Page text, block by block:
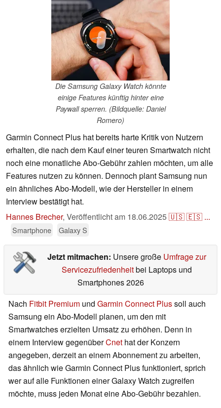
Die Samsung Galaxy Watch könnte
einige Features künftig hinter eine
Paywall sperren. (Bildquelle: Daniel
Romero)
Garmin Connect Plus hat bereits harte Kritik von Nutzern
erhalten, die nach dem Kauf einer teuren Smartwatch nicht
noch eine monatliche Abo-Gebühr zahlen möchten, um alle
Features nutzen zu können. Dennoch plant Samsung nun
ein ähnliches Abo-Modell, wie der Hersteller in einem
Interview bestätigt hat.
Hannes Brecher, Veröffentlicht am 18.06.2025🇺🇸🇪🇸 ...
Smartphone Galaxy S
Jetzt mitmachen: Unsere große Umfrage zur
Servicezufriedenheitbei Laptops und
Smartphones 2026
Nach Fitbit Premium und Garmin Connect Plussoll auch
Samsung ein Abo-Modell planen, um den mit
Smartwatches erzielten Umsatz zu erhöhen. Denn in
einem Interview gegenüberCnet hat der Konzern
angegeben, derzeit an einem Abonnement zu arbeiten,
das ähnlich wie Garmin Connect Plus funktioniert, sprich
wer auf alle Funktionen einer Galaxy Watch zugreifen
möchte, muss jeden Monat eine Abo-Gebühr bezahlen.